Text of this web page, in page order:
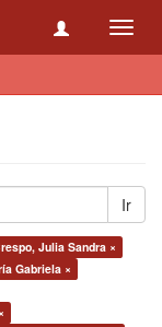
Ir
Julia Sandra ×
Gabriela ×